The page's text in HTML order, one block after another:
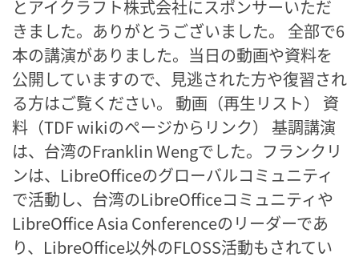
とアイクラフト株式会社にスポンサーいただ
きました。ありがとうございました。 全部で6
本の講演がありました。当日の動画や資料を
公開していますので、見逃された方や復習され
る方はご覧ください。 動画（再生リスト） 資
料（TDF wikiのページからリンク） 基調講演
は、台湾のFranklin Wengでした。フランクリ
ンは、LibreOfficeのグローバルコミュニティ
で活動し、台湾のLibreOfficeコミュニティや
LibreOffice Asia Conferenceのリーダーであ
り、LibreOffice以外のFLOSS活動もされてい